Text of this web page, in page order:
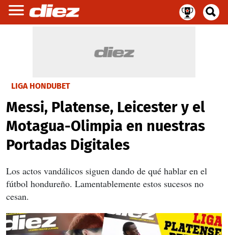
LIGA HONDUBET
Messi, Platense, Leicester y el
Motagua-Olimpia en nuestras
Portadas Digitales
Los actos vandálicos siguen dando de qué hablar en el
fútbol hondureño. Lamentablemente estos sucesos no
cesan.